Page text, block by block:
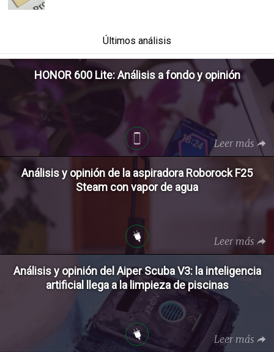
Últimos análisis
HONOR 600 Lite: Análisis a fondo y opinión
Leer más
Análisis y opinión de la aspiradora Roborock F25
Steam con vapor de agua
Leer más
Análisis y opinión del Aiper Scuba V3: la inteligencia
artificial llega a la limpieza de piscinas
Leer más